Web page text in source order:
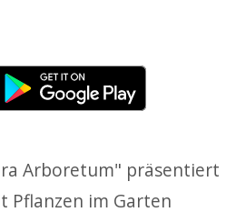
Arboretum" präsentiert
Pflanzen im Garten